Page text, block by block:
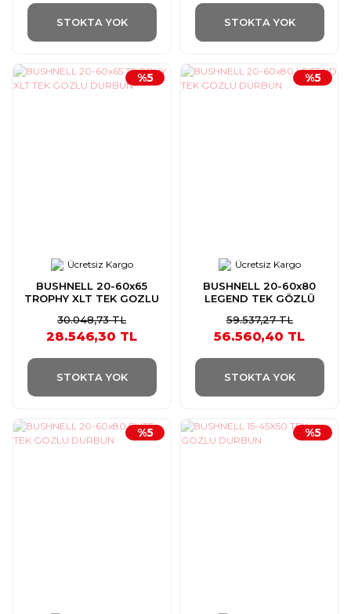
STOKTA YOK STOKTA YOK
Ücretsiz Kargo
BUSHNELL 20-60x65
TROPHY XLT TEK GOZLU
%5
30.048,73 TL
28.546,30 TL
STOKTA YOK
Ücretsiz Kargo
BUSHNELL 20-60x80
LEGEND TEK GÖZLÜ
%5
59.537,27 TL
56.560,40 TL
STOKTA YOK
%5 %5